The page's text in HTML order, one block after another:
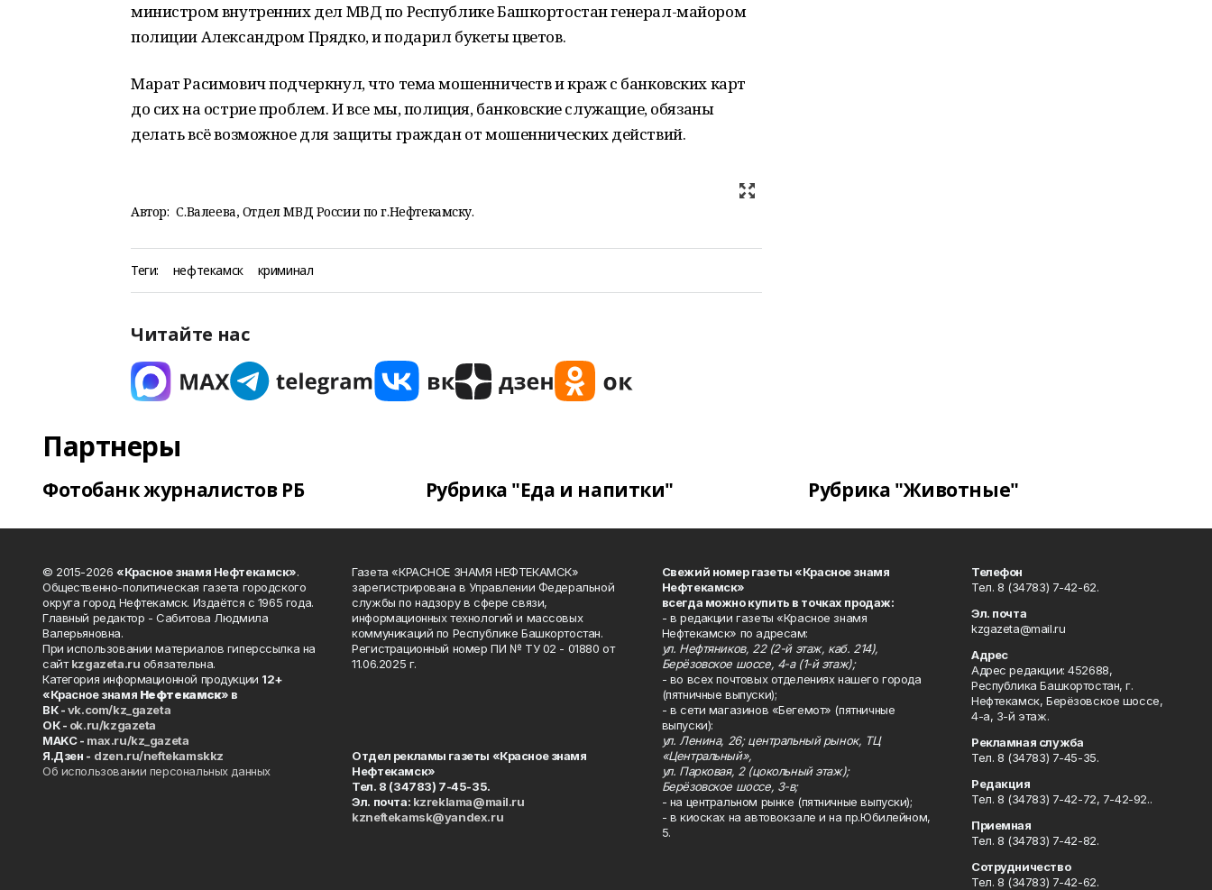
министром внутренних дел МВД по Республике Башкортостан генерал-майором
полиции Александром Прядко, и подарил букеты цветов.
Марат Расимович подчеркнул, что тема мошенничеств и краж с банковских карт
до сих на острие проблем. И все мы, полиция, банковские служащие, обязаны
делать всё возможное для защиты граждан от мошеннических действий.
Автор: С.Валеева, Отдел МВД России по г.Нефтекамску.
Теги: нефтекамск криминал
Читайте нас
Партнеры
Фотобанк журналистов РБ Рубрика "Еда и напитки" Рубрика "Животные"
© 2015-2026 «Красное знамя Нефтекамск».
Общественно-политическая газета городского
округа город Нефтекамск. Издаётся с 1965 года.
Главный редактор - Сабитова Людмила
Валерьяновна.
При использовании материалов гиперссылка на
сайтkzgazeta.ru обязательна.
Категория информационной продукции 12+
«Красное знамя Нефтекамск» в
ВК -vk.com/kz_gazeta
ОК - ok.ru/kzgazeta
MAKC - max.ru/kz_gazeta
Я.Дзен - dzen.ru/neftekamskkz
Об использовании персональных данных
Газета «КРАСНОЕ ЗНАМЯ НЕФТЕКАМСК»
зарегистрирована в Управлении Федеральной
службы по надзору в сфере связи,
информационных технологий и массовых
коммуникаций по Республике Башкортостан.
Регистрационный номер ПИ № ТУ 02 - 01880 от
11.06.2025 г.
Отдел рекламы газеты «Красное знамя
Нефтекамск»
Тел. 8 (34783) 7-45-35.
Эл. почта: kzreklama@mail.ru
kzneftekamsk@yandex.ru
Свежий номер газеты «Красное знамя
Нефтекамск»
всегда можно купить в точках продаж:
- в редакции газеты «Красное знамя
Нефтекамск» по адресам:
ул. Нефтяников, 22 (2-й этаж, каб. 214),
Берёзовское шоссе, 4-а (1-й этаж);
- во всех почтовых отделениях нашего города
(пятничные выпуски);
- в сети магазинов «Бегемот» (пятничные
выпуски):
ул. Ленина, 26; центральный рынок, ТЦ
«Центральный»,
ул. Парковая, 2 (цокольный этаж);
Берёзовское шоссе, 3-в;
- на центральном рынке (пятничные выпуски);
- в киосках на автовокзале и на пр.Юбилейном,
5.
Телефон
Тел. 8 (34783) 7-42-62.
Эл. почта
kzgazeta@mail.ru
Адрес
Адрес редакции: 452688,
Республика Башкортостан, г.
Нефтекамск, Берёзовское шоссе,
4-а, 3-й этаж.
Рекламная служба
Тел. 8 (34783) 7-45-35.
Редакция
Тел. 8 (34783) 7-42-72, 7-42-92..
Приемная
Тел. 8 (34783) 7-42-82.
Сотрудничество
Тел. 8 (34783) 7-42-62.